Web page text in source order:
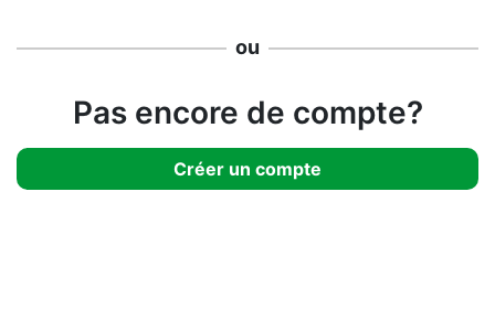
ou
Pas encore de compte?
Créer un compte